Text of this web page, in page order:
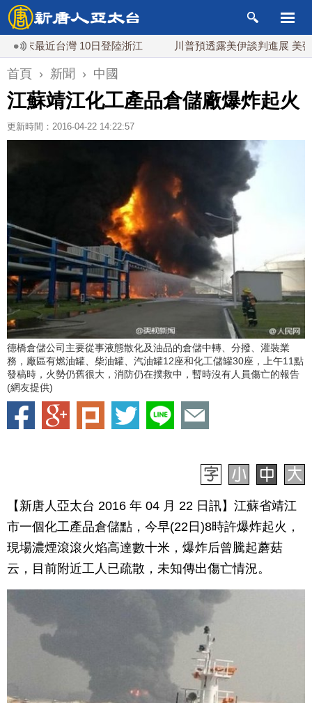
近台灣 10日登陸浙江 川普預透露美伊談判進展 美彈藥充足
首頁 › 新聞 › 中國
江蘇靖江化工產品倉儲廠爆炸起火
更新時間：2016-04-22 14:22:57
德橋倉儲公司主要從事液態散化及油品的倉儲中轉、分撥、灌裝業
務，廠區有燃油罐、柴油罐、汽油罐12座和化工儲罐30座，上午11點
發稿時，火勢仍舊很大，消防仍在撲救中，暫時沒有人員傷亡的報告
(網友提供)
【新唐人亞太台 2016 年 04 月 22 日訊】江蘇省靖江
市一個化工產品倉儲點，今早(22日)8時許爆炸起火，
現場濃煙滾滾火焰高達數十米，爆炸后曾騰起蘑菇
云，目前附近工人已疏散，未知傳出傷亡情況。